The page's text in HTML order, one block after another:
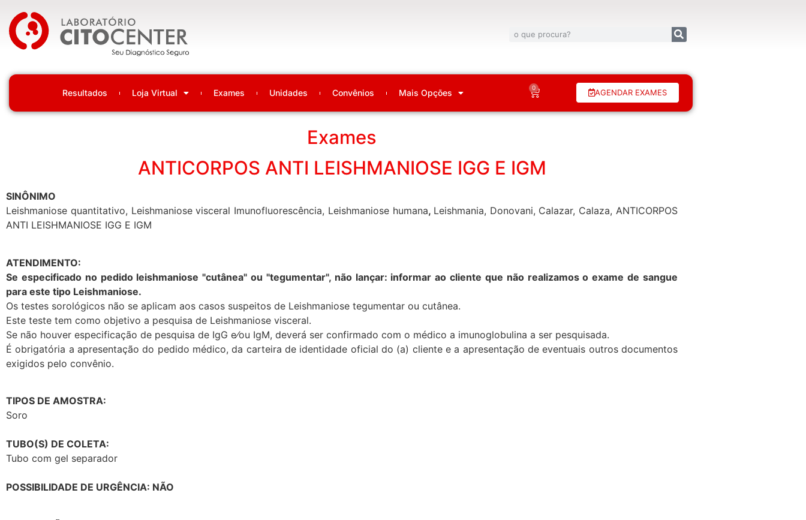
Laboratório Citocenter
Resultados Loja Virtual Exames Unidades Convênios Mais Opções 0 AGENDAR EXAMES
Exames
ANTICORPOS ANTI LEISHMANIOSE IGG E IGM
SINÔNIMO
Leishmaniose quantitativo, Leishmaniose visceral Imunofluorescência, Leishmaniose humana, Leishmania, Donovani, Calazar, Calaza, ANTICORPOS
ANTI LEISHMANIOSE IGG E IGM
ATENDIMENTO:
Se especificado no pedido leishmaniose "cutânea" ou "tegumentar", não lançar: informar ao cliente que não realizamos o exame de sangue
para este tipo Leishmaniose.
Os testes sorológicos não se aplicam aos casos suspeitos de Leishmaniose tegumentar ou cutânea.
Este teste tem como objetivo a pesquisa de Leishmaniose visceral.
Se não houver especificação de pesquisa de IgG e⁄ou IgM, deverá ser confirmado com o médico a imunoglobulina a ser pesquisada.
É obrigatória a apresentação do pedido médico, da carteira de identidade oficial do (a) cliente e a apresentação de eventuais outros documentos
exigidos pelo convênio.
TIPOS DE AMOSTRA:
Soro
TUBO(S) DE COLETA:
Tubo com gel separador
POSSIBILIDADE DE URGÊNCIA: NÃO